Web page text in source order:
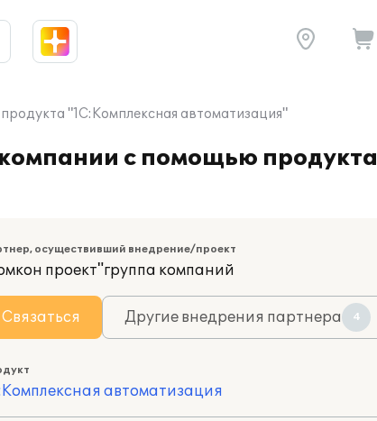
"1С:Комплексная автоматизация"
с помощью продукта
осуществивший внедрение/проект
проект"группа компаний
Связаться Другие внедрения партнера 4
автоматизация